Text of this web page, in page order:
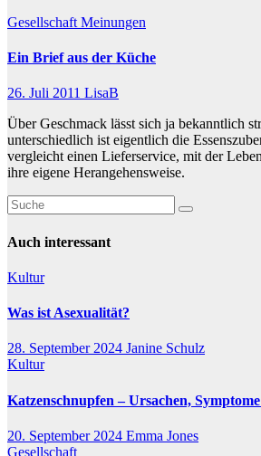
Gesellschaft Meinungen
Ein Brief aus der Küche
26. Juli 2011 LisaB
Über Geschmack lässt sich ja bekanntlich
unterschiedlich ist eigentlich die
vergleicht einen Lieferservice, mit der
ihre eigene Herangehensweise.
Auch interessant
Kultur
Was ist Asexualität?
28. September 2024 Janine Schulz
Kultur
Katzenschnupfen – Ursachen,
20. September 2024 Emma Jones
Gesellschaft